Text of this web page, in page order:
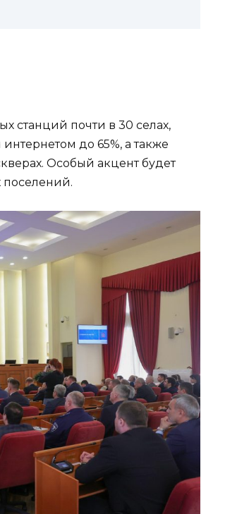
станций почти в 30 селах,
до 65%, а также
Особый акцент будет
поселений.